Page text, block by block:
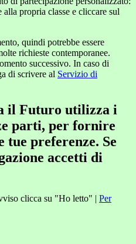
propria classe e cliccare sul
quindi potrebbe essere
richieste contemporanee.
successivo. In caso di
di scrivere al Servizio di
il Futuro utilizza i
parti, per fornire
tue preferenze. Se
accetti di
clicca su "Ho letto" | Per